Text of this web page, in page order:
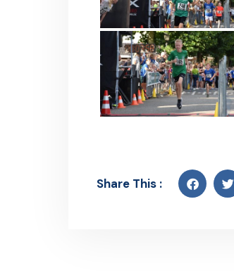
Share This :